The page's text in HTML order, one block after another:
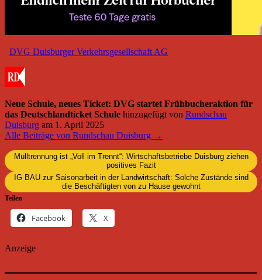
DVG Duisburger Verkehrsgesellschaft AG
Neue Schule, neues Ticket: DVG startet Frühbucheraktion für
das Deutschlandticket Schule hinzugefügt von Rundschau
Duisburg am 1. April 2025
Alle Beiträge von Rundschau Duisburg →
Mülltrennung ist „Voll im Trennt“: Wirtschaftsbetriebe Duisburg ziehen
positives Fazit
IG BAU zur Saisonarbeit in der Landwirtschaft: Solche Zustände sind
die Beschäftigten von zu Hause gewohnt
Teilen
Facebook X
Anzeige